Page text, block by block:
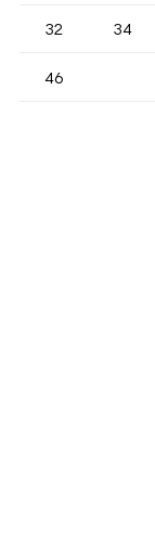
32 34
46